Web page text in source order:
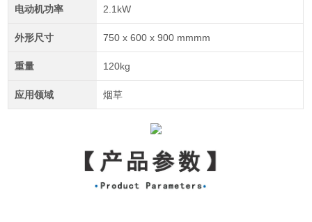
电动机功率 2.1kW
外形尺寸 750 x 600 x 900 mmmm
重量 120kg
应用领域 烟草